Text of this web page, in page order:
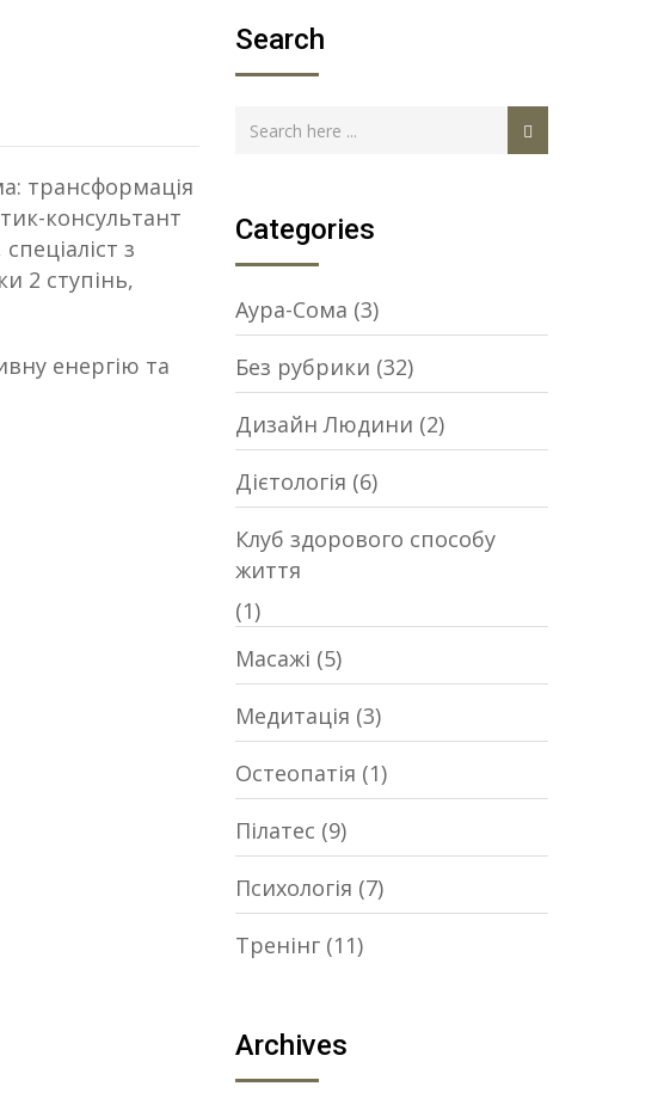
трансформація
консультант
з
2 ступінь,
енергію та
Search
Categories
Аура-Сома (3)
Без рубрики (32)
Дизайн Людини (2)
Дієтологія (6)
Клуб здорового способу
життя
(1)
Масажі (5)
Медитація (3)
Остеопатія (1)
Пілатес (9)
Психологія (7)
Тренінг(11)
Archives